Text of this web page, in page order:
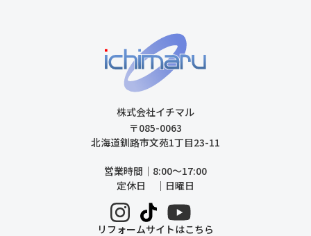
株式会社イチマル
〒085-0063
北海道釧路市文苑1丁目23-11
営業時間｜8:00〜17:00
定休日 ｜日曜日
リフォームサイトはこちら